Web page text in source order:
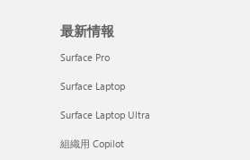
最新情報
Surface Pro
Surface Laptop
Surface Laptop Ultra
組織用 Copilot